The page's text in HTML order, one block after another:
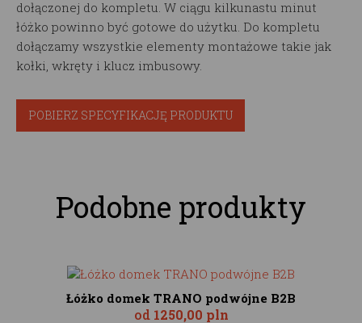
dołączonej do kompletu. W ciągu kilkunastu minut
łóżko powinno być gotowe do użytku. Do kompletu
dołączamy wszystkie elementy montażowe takie jak
kołki, wkręty i klucz imbusowy.
POBIERZ SPECYFIKACJĘ PRODUKTU
Podobne produkty
Łóżko domek TRANO podwójne B2B
od 1250,00 pln